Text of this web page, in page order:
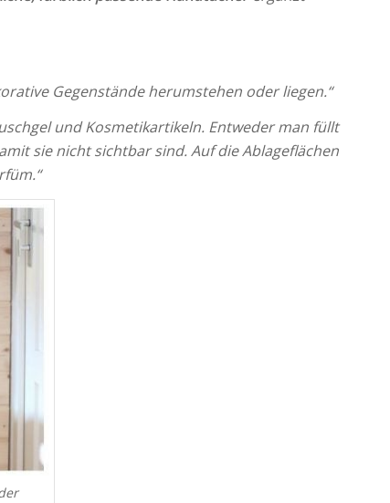
Gegenstände herumstehen oder liegen.“
und Kosmetikartikeln. Entweder man füllt
sie nicht sichtbar sind. Auf die Ablageflächen